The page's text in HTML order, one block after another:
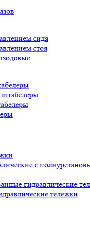
сидя
стоя
штабелеры
с
гидравлические
тележки